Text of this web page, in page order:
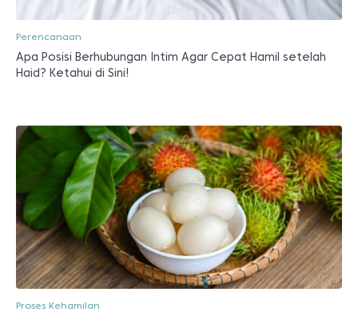
Perencanaan
Apa Posisi Berhubungan Intim Agar Cepat Hamil setelah
Haid? Ketahui di Sini!
Proses Kehamilan